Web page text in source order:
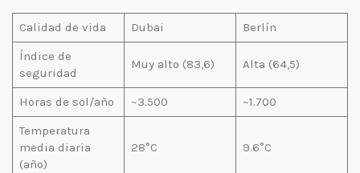
Calidad de vida Dubai
Berlín
Índice de
seguridad
Muy alto (83,6) Alta (64,5)
Horas de sol/año ~3.500
~1.700
Temperatura
media diaria
(año)
28°C 9.6°C